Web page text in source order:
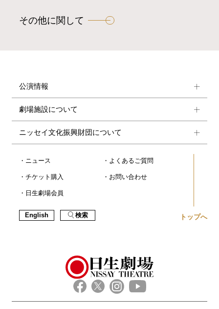
その他に関して
公演情報
劇場施設について
ニッセイ文化振興財団について
ニュース
チケット購入
日生劇場会員
よくあるご質問
お問い合わせ
English 検索 トップへ